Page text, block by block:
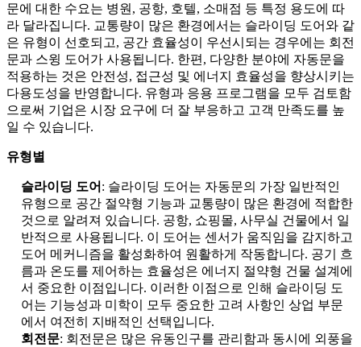
문에 대한 수요는 병원, 공항, 호텔, 소매점 등 특정 용도에 따
라 달라집니다. 교통량이 많은 환경에서는 슬라이딩 도어와 같
은 유형이 선호되고, 공간 효율성이 우선시되는 경우에는 회전
문과 스윙 도어가 사용됩니다. 한편, 다양한 분야에 자동문을
적용하는 것은 안전성, 접근성 및 에너지 효율성을 향상시키는
다용도성을 반영합니다. 유형과 응용 프로그램을 모두 검토함
으로써 기업은 시장 요구에 더 잘 부응하고 고객 만족도를 높
일 수 있습니다.
유형별
슬라이딩 도어 : 슬라이딩 도어는 자동문의 가장 일반적인
유형으로 공간 절약형 기능과 교통량이 많은 환경에 적합한
것으로 알려져 있습니다. 공항, 쇼핑몰, 사무실 건물에서 일
반적으로 사용됩니다. 이 도어는 센서가 움직임을 감지하고
도어 메커니즘을 활성화하여 원활하게 작동합니다. 공기 흐
름과 온도를 제어하는 ​​효율성은 에너지 절약형 건물 설계에
서 중요한 이점입니다. 이러한 이점으로 인해 슬라이딩 도
어는 기능성과 미학이 모두 중요한 고려 사항인 상업 부문
에서 여전히 지배적인 선택입니다.
회전문: 회전문은 많은 유동인구를 관리함과 동시에 외풍을